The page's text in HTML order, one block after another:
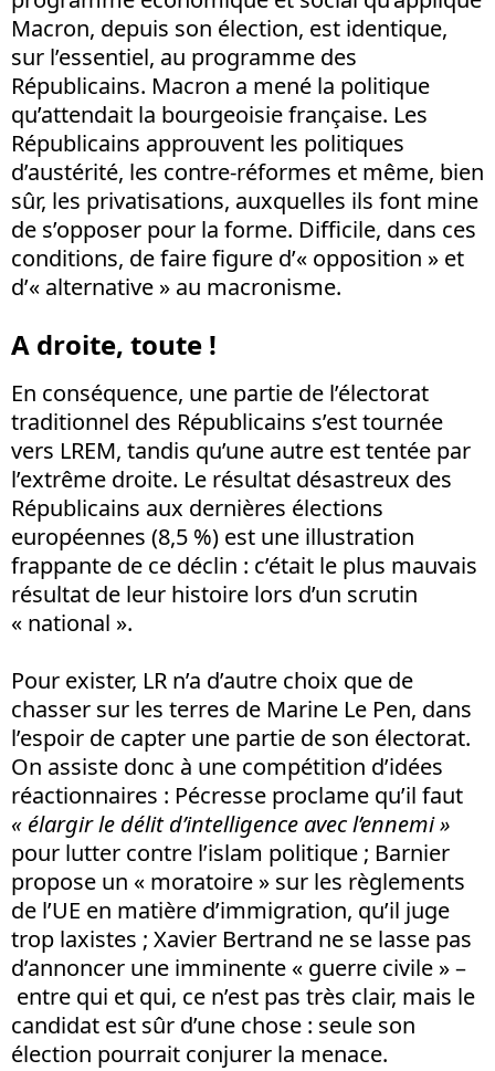
Macron, depuis son élection, est identique,
sur l’essentiel, au programme des
Républicains. Macron a mené la politique
qu’attendait la bourgeoisie française. Les
Républicains approuvent les politiques
d’austérité, les contre-réformes et même, bien
sûr, les privatisations, auxquelles ils font mine
de s’opposer pour la forme. Difficile, dans ces
conditions, de faire figure d’« opposition » et
d’« alternative » au macronisme.
A droite, toute !
En conséquence, une partie de l’électorat
traditionnel des Républicains s’est tournée
vers LREM, tandis qu’une autre est tentée par
l’extrême droite. Le résultat désastreux des
Républicains aux dernières élections
européennes (8,5 %) est une illustration
frappante de ce déclin : c’était le plus mauvais
résultat de leur histoire lors d’un scrutin
« national ».
Pour exister, LR n’a d’autre choix que de
chasser sur les terres de Marine Le Pen, dans
l’espoir de capter une partie de son électorat.
On assiste donc à une compétition d’idées
réactionnaires : Pécresse proclame qu’il faut
« élargir le délit d’intelligence avec l’ennemi »
pour lutter contre l’islam politique ; Barnier
propose un « moratoire » sur les règlements
de l’UE en matière d’immigration, qu’il juge
trop laxistes ; Xavier Bertrand ne se lasse pas
d’annoncer une imminente « guerre civile » –
entre qui et qui, ce n’est pas très clair, mais le
candidat est sûr d’une chose : seule son
élection pourrait conjurer la menace.